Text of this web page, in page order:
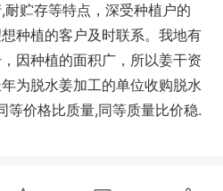
贮存等特点，深受种植户的
种植的客户及时联系。我地有
因种植的面积广，所以姜干资
为脱水姜加工的单位收购脱水
等价格比质量,同等质量比价稳.